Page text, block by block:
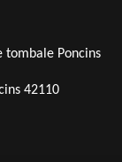
Poncins
42110